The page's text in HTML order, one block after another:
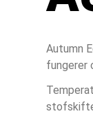
Autumn
fungerer